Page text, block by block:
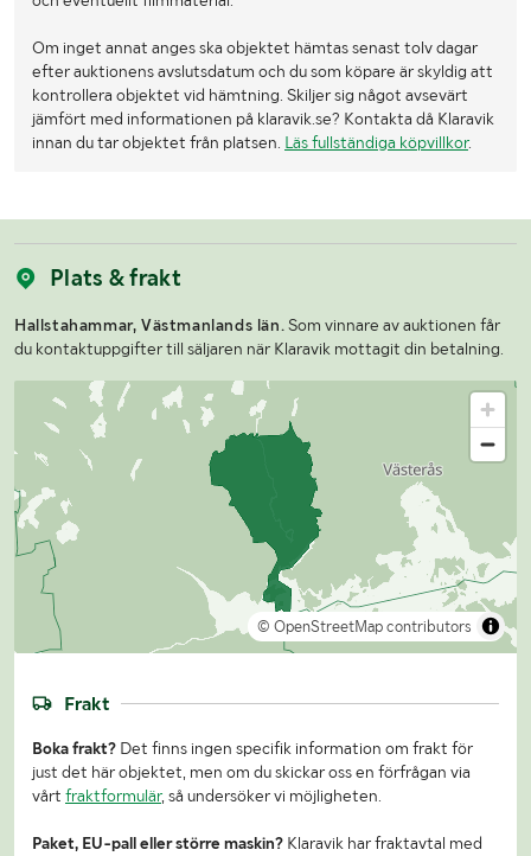
Om inget annat anges ska objektet hämtas senast tolv dagar
efter auktionens avslutsdatum och du som köpare är skyldig att
kontrollera objektet vid hämtning. Skiljer sig något avsevärt
jämfört med informationen på klaravik.se? Kontakta då Klaravik
innan du tar objektet från platsen. Läs fullständiga köpvillkor.
Plats & frakt
Hallstahammar, Västmanlands län.Som vinnare av auktionen får
du kontaktuppgifter till säljaren när Klaravik mottagit din betalning.
© OpenStreetMap contributors
Frakt
Boka frakt? Det finns ingen specifik information om frakt för
just det här objektet, men om du skickar oss en förfrågan via
vårt fraktformulär, så undersöker vi möjligheten.
Paket, EU-pall eller större maskin? Klaravik har fraktavtal med